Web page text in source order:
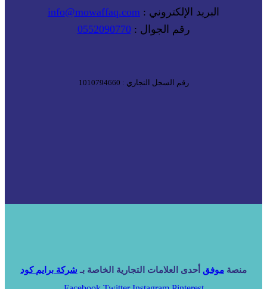
البريد الإلكتروني : info@mowaffaq.com
رقم الجوال :0552090770
رقم السجل التجاري : 1010794660
منصة موفق أحدى العلامات التجارية الخاصة بـ شركة برايم كود